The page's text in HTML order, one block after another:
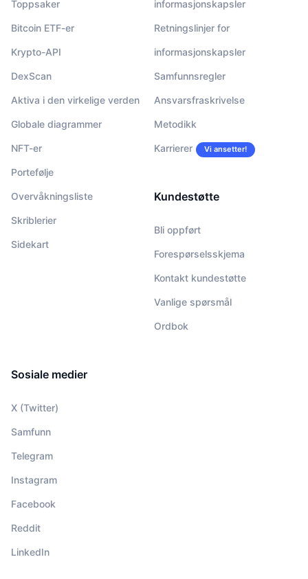
Toppsaker
Bitcoin ETF-er
Krypto-API
DexScan
Aktiva i den virkelige verden
Globale diagrammer
NFT-er
Portefølje
Overvåkningsliste
Skriblerier
Sidekart
informasjonskapsler
Retningslinjer for
informasjonskapsler
Samfunnsregler
Ansvarsfraskrivelse
Metodikk
Karrierer Vi ansetter!
Kundestøtte
Bli oppført
Forespørselsskjema
Kontakt kundestøtte
Vanlige spørsmål
Ordbok
Sosiale medier
X (Twitter)
Samfunn
Telegram
Instagram
Facebook
Reddit
LinkedIn